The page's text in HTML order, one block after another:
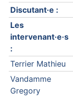
Discutant·e :
Les
intervenant·e·s
:
Terrier Mathieu
Vandamme
Gregory